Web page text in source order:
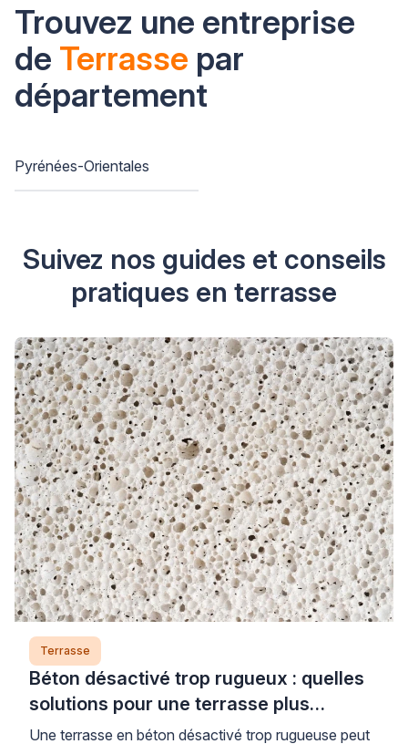
Trouvez une entreprise
de Terrasse par
département
Pyrénées-Orientales
Suivez nos guides et conseils
pratiques en terrasse
Terrasse
Béton désactivé trop rugueux : quelles
solutions pour une terrasse plus
confortable ?
Une terrasse en béton désactivé trop rugueuse peut